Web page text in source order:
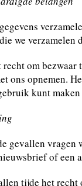
we
recht om bezwaar
ons opnemen.
kunt
gevallen vragen
of een
tijde het